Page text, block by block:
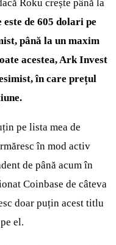
Roku crește până la
de 605 dolari pe
până la un maxim
acestea, Ark Invest
în care prețul
pe lista mea de
în mod activ
de până acum în
Coinbase de câteva
doar puțin acest titlu
el.